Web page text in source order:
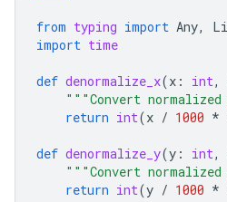
from typing import Any,
import time
def denormalize_x(x : int,
"""Convert
return int(x / 1000 *
def denormalize_y(y : int,
"""Convert
return int(y / 1000 *